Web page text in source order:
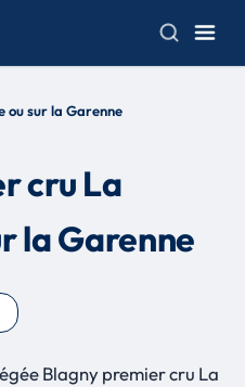
ou sur la Garenne
cru La
la Garenne
Blagny premier cru La